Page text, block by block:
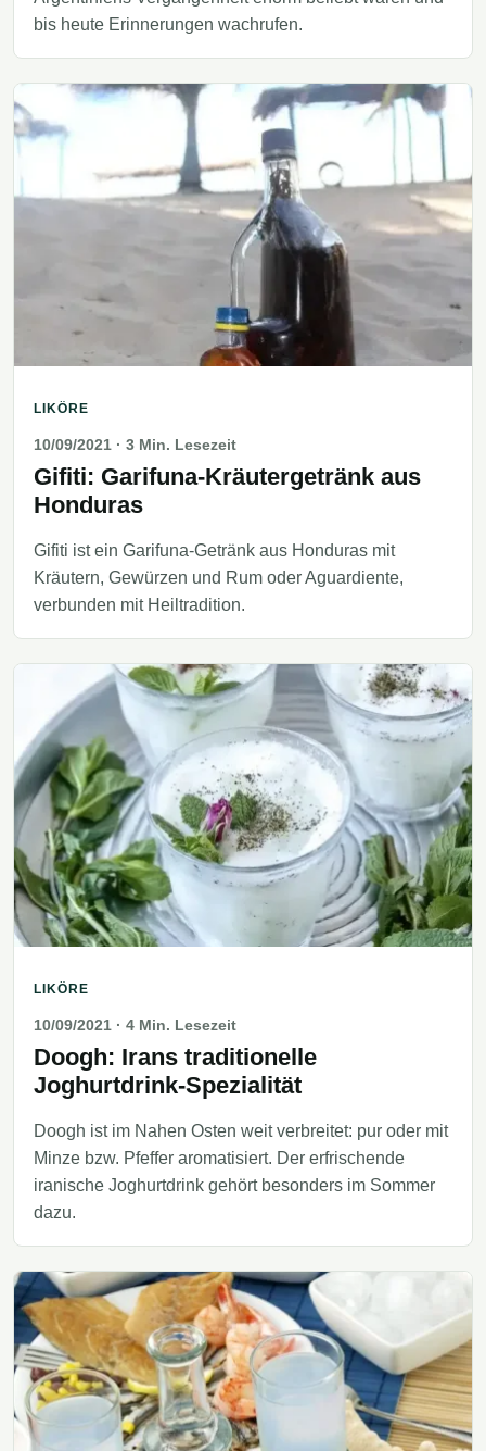
bis heute Erinnerungen wachrufen.
LIKÖRE
10/09/2021 · 3 Min. Lesezeit
Gifiti: Garifuna-Kräutergetränk aus
Honduras
Gifiti ist ein Garifuna-Getränk aus Honduras mit
Kräutern, Gewürzen und Rum oder Aguardiente,
verbunden mit Heiltradition.
LIKÖRE
10/09/2021 · 4 Min. Lesezeit
Doogh: Irans traditionelle
Joghurtdrink-Spezialität
Doogh ist im Nahen Osten weit verbreitet: pur oder mit
Minze bzw. Pfeffer aromatisiert. Der erfrischende
iranische Joghurtdrink gehört besonders im Sommer
dazu.